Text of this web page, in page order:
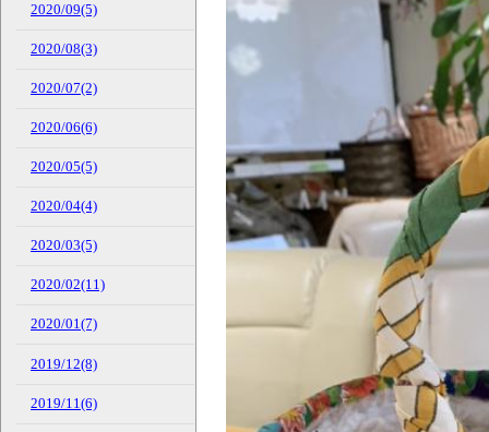
2020/09(5)
2020/08(3)
2020/07(2)
2020/06(6)
2020/05(5)
2020/04(4)
2020/03(5)
2020/02(11)
2020/01(7)
2019/12(8)
2019/11(6)